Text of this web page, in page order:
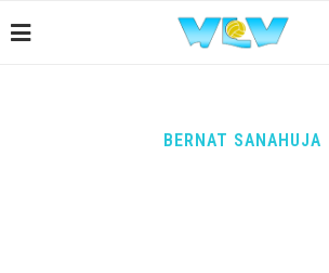
BERNAT SANAHUJA